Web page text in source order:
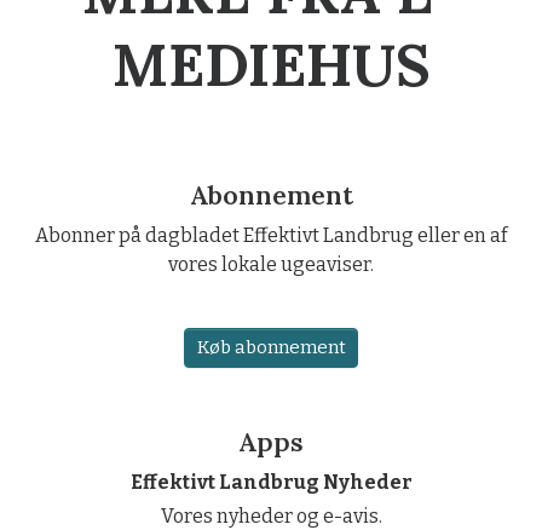
MEDIEHUS
Abonnement
Abonner på dagbladet Effektivt Landbrug eller en af
vores lokale ugeaviser.
Køb abonnement
Apps
Effektivt Landbrug Nyheder
Vores nyheder og e-avis.